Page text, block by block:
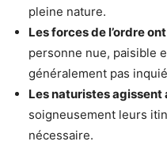
pleine nature.
Les forces de l’ordre
personne nue, paisible
généralement pas
Les naturistes
soigneusement leurs
nécessaire.